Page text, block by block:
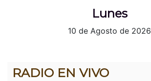
Lunes
10 de Agosto de 2026
RADIO EN VIVO